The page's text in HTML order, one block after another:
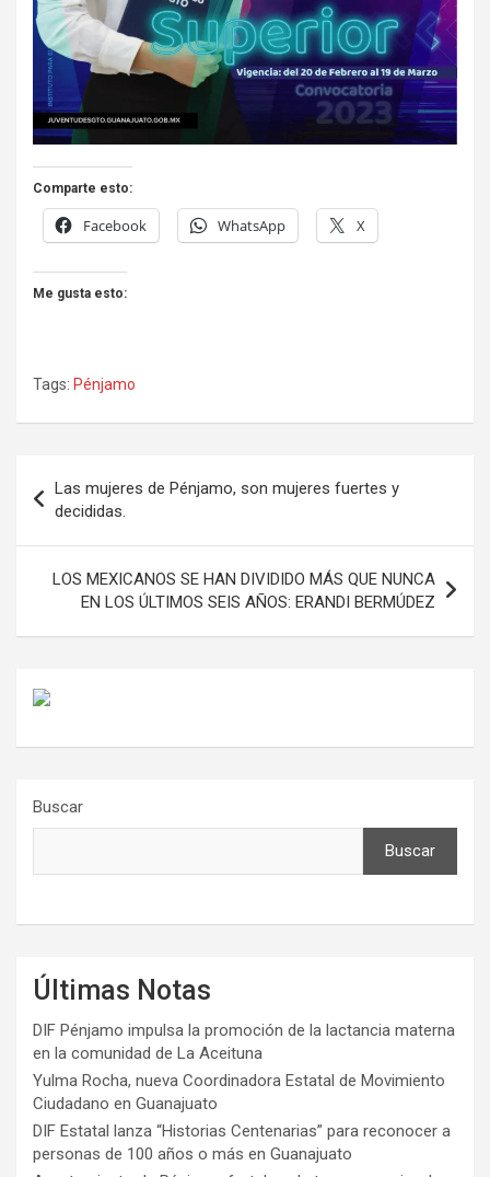
Comparte esto:
Facebook WhatsApp X
Me gusta esto:
Tags: Pénjamo
de
entradas
Las mujeres de Pénjamo, son mujeres fuertes y
decididas.
LOS MEXICANOS SE HAN DIVIDIDO MÁS QUE NUNCA
EN LOS ÚLTIMOS SEIS AÑOS: ERANDI BERMÚDEZ
Buscar
Buscar
Últimas Notas
DIF Pénjamo impulsa la promoción de la lactancia materna
en la comunidad de La Aceituna
Yulma Rocha, nueva Coordinadora Estatal de Movimiento
Ciudadano en Guanajuato
DIF Estatal lanza “Historias Centenarias” para reconocer a
personas de 100 años o más en Guanajuato